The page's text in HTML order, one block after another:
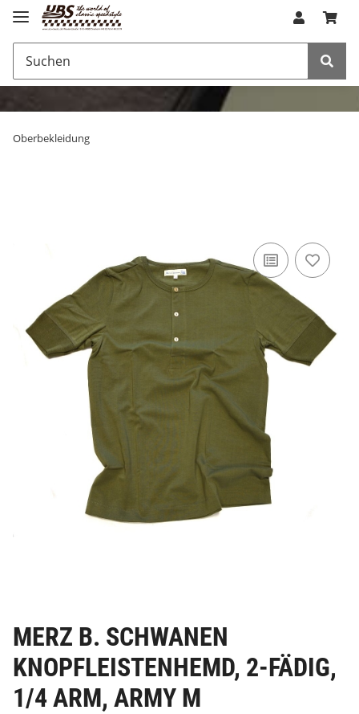
Oberbekleidung
MERZ B. SCHWANEN
KNOPFLEISTENHEMD, 2-FÄDIG,
1/4 ARM, ARMY M